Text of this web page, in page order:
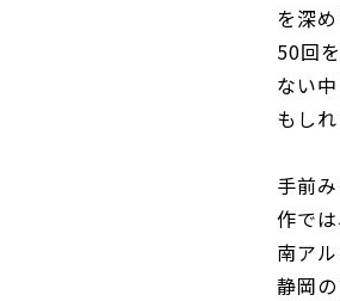
を深
50回
ない
もし
手前
作で
南ア
静岡